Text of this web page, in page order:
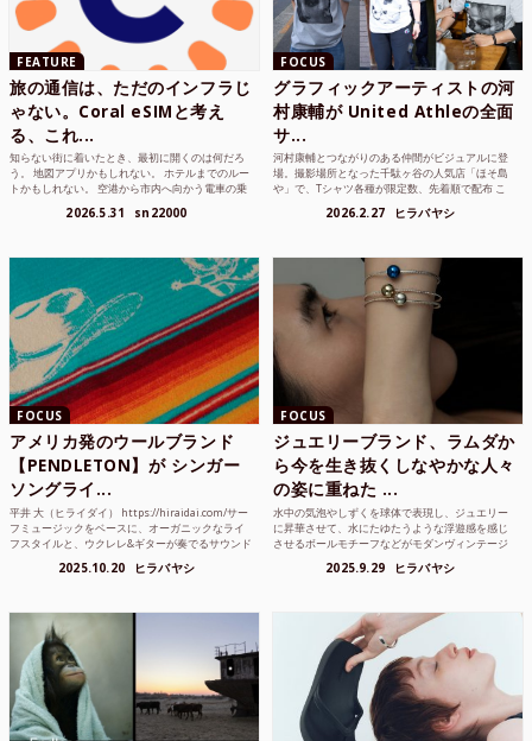
FEATURE
旅の通信は、ただのインフラじ
ゃない。Coral eSIMと考え
る、これ...
知らない街に着いたとき、最初に開くのは何だろ
う。 地図アプリかもしれない。 ホテルまでのルー
トかもしれない。 空港から市内へ向かう電車の乗
して、その街の空...
2026.5.31 sn22000
FOCUS
グラフィックアーティストの河
村康輔が United Athleの全面
サ...
河村康輔とつながりのある仲間がビジュアルに登
場。撮影場所となった千駄ヶ谷の人気店「ほそ島
や」で、Tシャツ各種が限定数、先着順で配布 こ
さまざまな...2026.2.27 ヒラバヤシ
FOCUS
アメリカ発のウールブランド
【PENDLETON】が シンガー
ソングライ...
平井 大（ヒライダイ） https://hiraidai.com/サー
フミュージックをベースに、オーガニックなライ
フスタイルと、ウクレレ&ギターが奏でるサウンド
2025.10.20 ヒラバヤシ
FOCUS
ジュエリーブランド、ラムダか
ら今を生き抜くしなやかな人々
の姿に重ねた ...
水中の気泡やしずくを球体で表現し、ジュエリー
に昇華させて、水にたゆたうような浮遊感を感じ
させるボールモチーフなどがモダンヴィンテージ
レクションを202...
2025.9.29 ヒラバヤシ